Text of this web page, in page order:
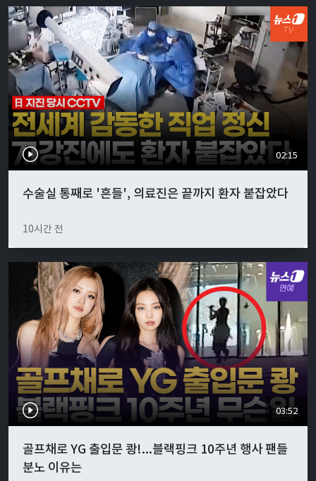
02:15
수술실 통째로 '흔들', 의료진은 끝까지 환자 붙잡았다
10시간 전
03:52
골프채로 YG 출입문 쾅!...블랙핑크 10주년 행사 팬들
분노 이유는